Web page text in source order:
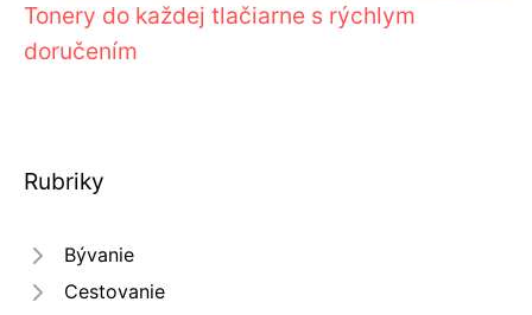
Tonery do každej tlačiarne s rýchlym
doručením
Rubriky
Bývanie
Cestovanie